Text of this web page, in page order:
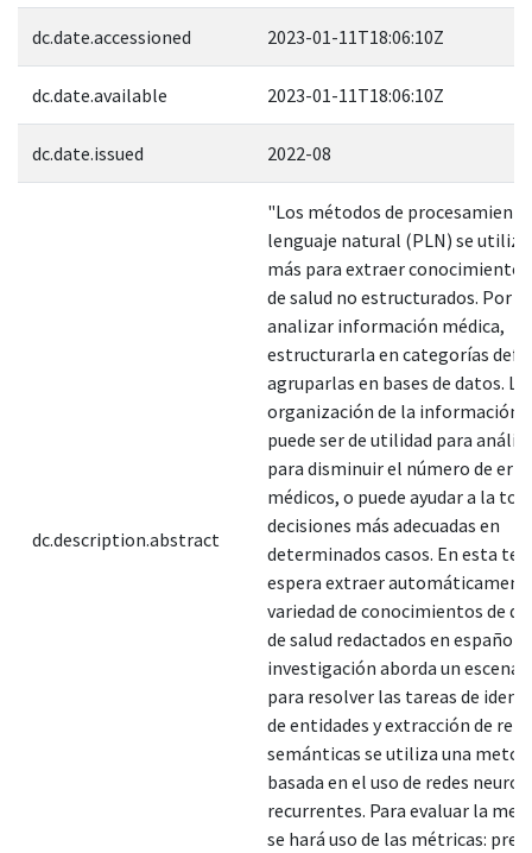
dc.date.accessioned 2023-01-11T18:06:10Z
dc.date.available 2023-01-11T18:06:10Z
dc.date.issued 2022-08
dc.description.abstract
"Los métodos de
lenguaje natural (PLN) se
más para extraer
de salud no estructurados. Por
analizar información médica,
estructurarla en categorías
agruparlas en bases de datos. La
organización de la información
puede ser de utilidad para
para disminuir el número de
médicos, o puede ayudar a la
decisiones más adecuadas en
determinados casos. En esta
espera extraer
variedad de conocimientos de
de salud redactados en español.
investigación aborda un
para resolver las tareas de
de entidades y extracción de
semánticas se utiliza una
basada en el uso de redes
recurrentes. Para evaluar la
se hará uso de las métricas: